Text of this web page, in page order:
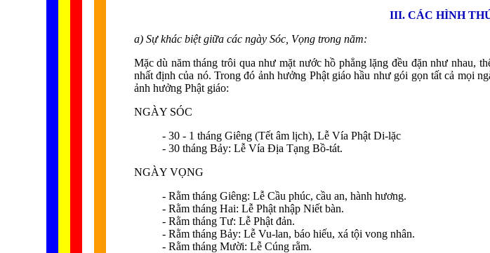
III. CÁC HÌNH
a) Sự khác biệt giữa các ngày Sóc, Vọng trong năm:
Mặc dù năm tháng trôi qua như mặt nước hồ phẳng lặng đều đặn như nhau,
nhất định của nó. Trong đó ảnh hưởng Phật giáo hầu như gói gọn tất cả mọi
ảnh hưởng Phật giáo:
NGÀY SÓC
- 30 - 1 tháng Giêng (Tết âm lịch), Lễ Vía Phật Di-lặc
- 30 tháng Bảy: Lễ Vía Địa Tạng Bồ-tát.
NGÀY VỌNG
- Rằm tháng Giêng: Lễ Cầu phúc, cầu an, hành hương.
- Rằm tháng Hai: Lễ Phật nhập Niết bàn.
- Rằm tháng Tư: Lễ Phật đản.
- Rằm tháng Bảy: Lễ Vu-lan, báo hiếu, xá tội vong nhân.
- Rằm tháng Mười: Lễ Cúng rằm.